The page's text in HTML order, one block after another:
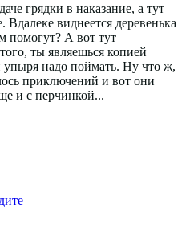
грядки в наказание, а тут
Вдалеке виднеется деревенька
помогут? А вот тут
ты являешься копией
надо поймать. Ну что ж,
приключений и вот они
и с перчинкой...